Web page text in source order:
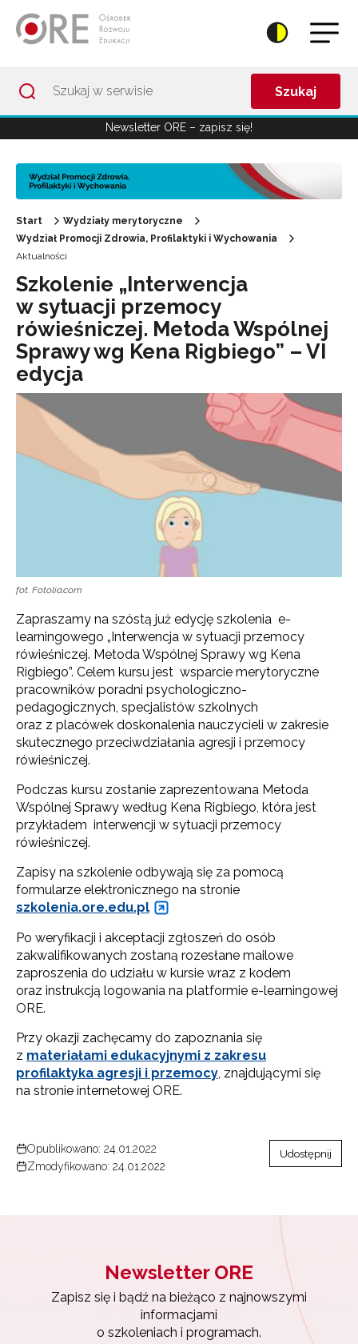
Szukaj
Newsletter ORE – zapisz się!
Start
Wydziały merytoryczne
Wydział Promocji Zdrowia, Profilaktyki i Wychowania
Aktualności
Szkolenie „Interwencja
w sytuacji przemocy
rówieśniczej. Metoda Wspólnej
Sprawy wg Kena Rigbiego” – VI
edycja
fot. Fotolia.com
Zapraszamy na szóstą już edycję szkolenia e-
learningowego „Interwencja w sytuacji przemocy
rówieśniczej. Metoda Wspólnej Sprawy wg Kena
Rigbiego”. Celem kursu jest wsparcie merytoryczne
pracowników poradni psychologiczno-
pedagogicznych, specjalistów szkolnych
oraz z placówek doskonalenia nauczycieli w zakresie
skutecznego przeciwdziałania agresji i przemocy
rówieśniczej.
Podczas kursu zostanie zaprezentowana Metoda
Wspólnej Sprawy według Kena Rigbiego, która jest
przykładem interwencji w sytuacji przemocy
rówieśniczej.
Zapisy na szkolenie odbywają się za pomocą
formularze elektronicznego na stronie
szkolenia.ore.edu.pl
Po weryfikacji i akceptacji zgłoszeń do osób
zakwalifikowanych zostaną rozesłane mailowe
zaproszenia do udziału w kursie wraz z kodem
oraz instrukcją logowania na platformie e-learningowej
ORE.
Przy okazji zachęcamy do zapoznania się
z materiałami edukacyjnymi z zakresu
profilaktyka agresji i przemocy , znajdującymi się
na stronie internetowej ORE.
Opublikowano: 24.01.2022
Zmodyfikowano: 24.01.2022
Udostępnij
Newsletter ORE
Zapisz się i bądź na bieżąco z najnowszymi
informacjami
o szkoleniach i programach.